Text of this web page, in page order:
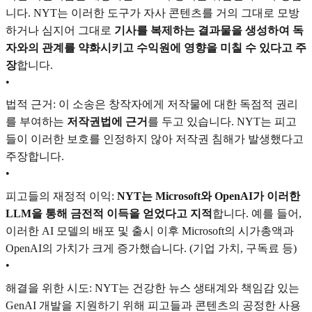
니다. NYT는 이러한 도구가 자사 콘텐츠를 거의 그대로 모방
하거나 심지어 그대로 기사를 복제하는 결과물을 생성하여 독
자와의 관계를 약화시키고 수익원에 영향을 미칠 수 있다고 주
장합니다.
•
법적 근거: 이 소송은 창작자에게 저작물에 대한 독점적 권리
를 부여하는 저작권법에 근거 를 두고 있습니다. NYT는 피고
들이 이러한 보호를 인정하지 않아 저작권 침해가 발생했다고
주장합니다.
•
피고들의 재정적 이익: NYT는 Microsoft와 OpenAI가 이러한
LLM을 통해 금전적 이득을 얻었다고 지적 합니다. 예를 들어,
이러한 AI 모델의 배포 및 출시 이후 Microsoft의 시가총액과
OpenAI의 가치가 크게 증가했습니다. (기업 가치, 구독료 등)
•
해결을 위한 시도: NYT는 건강한 뉴스 생태계와 책임감 있는
GenAI 개발을 지원하기 위해 피고들과 콘텐츠의 공정한 사용